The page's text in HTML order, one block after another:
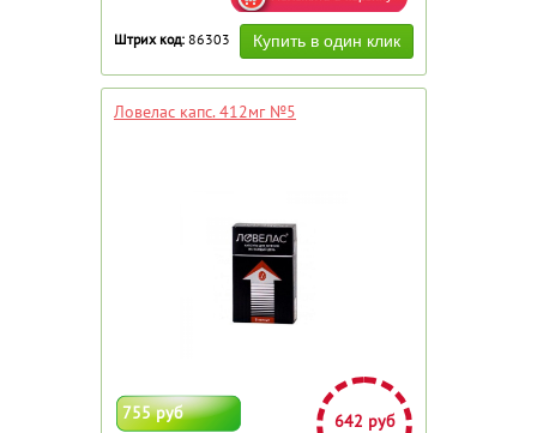
Штрих код: 86303
Ловелас капс. 412мг №5
755 руб 642 руб